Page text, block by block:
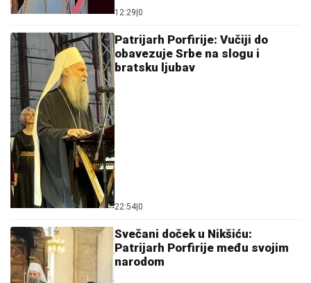
12:29 0
Patrijarh Porfirije: Vučiji do
obavezuje Srbe na slogu i
bratsku ljubav
22:54 0
Svečani doček u Nikšiću:
Patrijarh Porfirije među svojim
narodom